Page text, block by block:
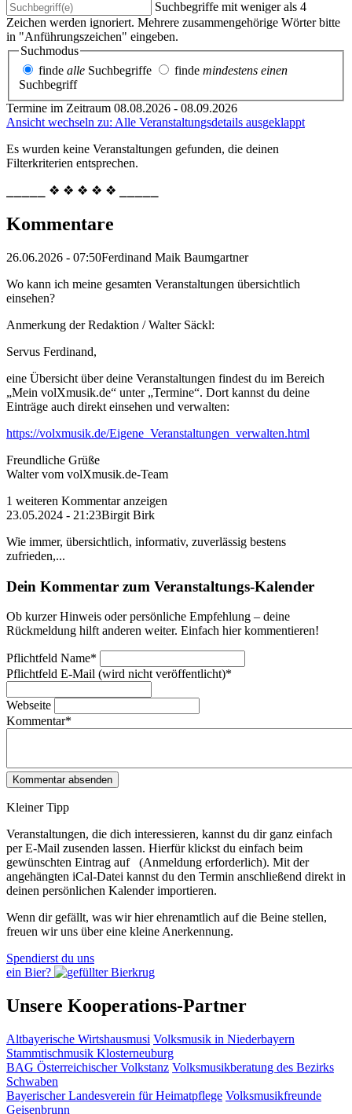
Suchbegriffe mit weniger als 4
Zeichen werden ignoriert. Mehrere zusammengehörige Wörter bitte
in "Anführungszeichen" eingeben.
Suchmodus
finde alle Suchbegriffe finde mindestens einen
Suchbegriff
Termine im Zeitraum 08.08.2026 - 08.09.2026
Ansicht wechseln zu: Alle Veranstaltungsdetails ausgeklappt
Es wurden keine Veranstaltungen gefunden, die deinen
Filterkriterien entsprechen.
⎯⎯⎯⎯⎯ ❖ ❖ ❖ ❖ ❖ ⎯⎯⎯⎯⎯
Kommentare
26.06.2026 - 07:50Ferdinand Maik Baumgartner
Wo kann ich meine gesamten Veranstaltungen übersichtlich
einsehen?
Anmerkung der Redaktion /Walter Säckl:
Servus Ferdinand,
eine Übersicht über deine Veranstaltungen findest du im Bereich
„Mein volXmusik.de“ unter „Termine“. Dort kannst du deine
Einträge auch direkt einsehen und verwalten:
https://volxmusik.de/Eigene_Veranstaltungen_verwalten.html
Freundliche Grüße
Walter vom volXmusik.de-Team
1 weiteren Kommentar anzeigen
23.05.2024 - 21:23Birgit Birk
Wie immer, übersichtlich, informativ, zuverlässig bestens
zufrieden,...
Dein Kommentar zum Veranstaltungs-Kalender
Ob kurzer Hinweis oder persönliche Empfehlung – deine
Rückmeldung hilft anderen weiter. Einfach hier kommentieren!
Pflichtfeld Name*
Pflichtfeld E-Mail (wird nicht veröffentlicht)*
Webseite
Kommentar*
Kleiner Tipp
Veranstaltungen, die dich interessieren, kannst du dir ganz einfach
per E‑Mail zusenden lassen. Hierfür klickst du einfach beim
gewünschten Eintrag auf
(Anmeldung erforderlich). Mit der
angehängten iCal-Datei kannst du den Termin anschließend direkt in
deinen persönlichen Kalender importieren.
Wenn dir gefällt, was wir hier ehrenamtlich auf die Beine stellen,
freuen wir uns über eine kleine Anerkennung.
Spendierst du uns
ein Bier?
Unsere Kooperations-Partner
Altbayerische Wirtshausmusi Volksmusik in Niederbayern
Stammtischmusik Klosterneuburg
BAG Österreichischer Volkstanz Volksmusikberatung des Bezirks
Schwaben
Bayerischer Landesverein für Heimatpflege Volksmusikfreunde
Geisenbrunn